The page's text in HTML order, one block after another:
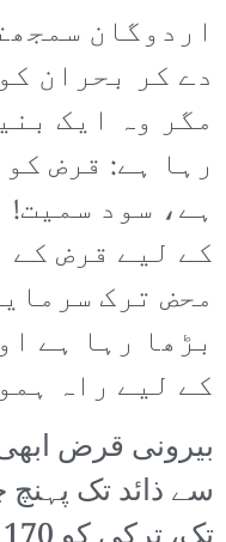
اردوگان
دے کر بحران
مگر وہ ایک
رہا ہے: قرض
ہے، سود
کے لیے قرض کے
محض ترک
بڑھا رہا ہے
کے لیے راہ